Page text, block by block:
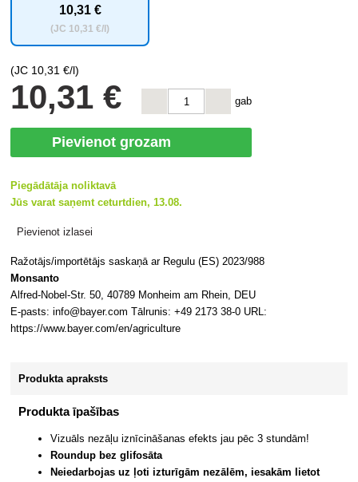
10,31 €
(JC 10,31 €/l)
(JC 10,31 €/l)
10,31 € gab
Pievienot grozam
Piegādātāja noliktavā
Jūs varat saņemt ceturtdien, 13.08.
Pievienot izlasei
Ražotājs/importētājs saskaņā ar Regulu (ES) 2023/988
Monsanto
Alfred-Nobel-Str. 50, 40789 Monheim am Rhein, DEU
E-pasts: info@bayer.com Tālrunis: +49 2173 38-0 URL:
https://www.bayer.com/en/agriculture
Produkta apraksts
Produkta īpašības
Vizuāls nezāļu iznīcināšanas efekts jau pēc 3 stundām!
Roundup bez glifosāta
Neiedarbojas uz ļoti izturīgām nezālēm, iesakām lietot